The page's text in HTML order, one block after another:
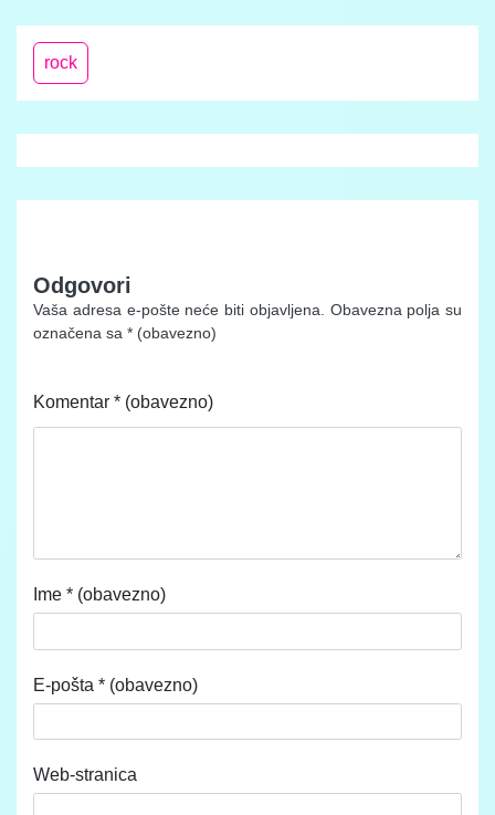
rock
Odgovori
Vaša adresa e-pošte neće biti objavljena.
Obavezna polja su
označena sa * (obavezno)
Komentar * (obavezno)
Ime * (obavezno)
E-pošta * (obavezno)
Web-stranica